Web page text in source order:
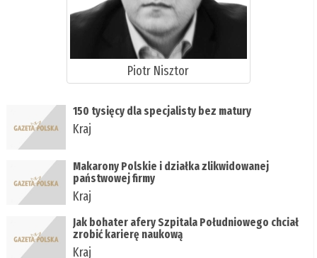
Piotr Nisztor
150 tysięcy dla specjalisty bez matury
Kraj
Makarony Polskie i działka zlikwidowanej
państwowej firmy
Kraj
Jak bohater afery Szpitala Południowego chciał
zrobić karierę naukową
Kraj